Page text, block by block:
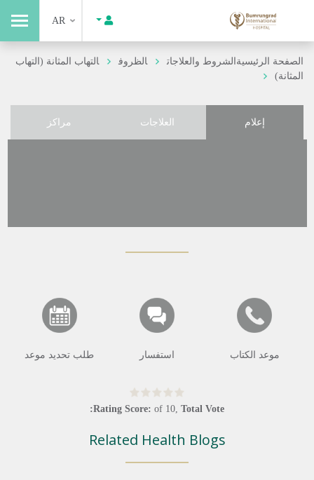
AR
الصفحة الرئيسيةالشروط والعلاجات الظروف
التهاب المثانة (التهاب
المثانة)
إعلام العلاجات مراكز
موعد الكتاب استفسار طلب تحديد موعد
Rating Score: of 10, Total Vote:
Related Health Blogs